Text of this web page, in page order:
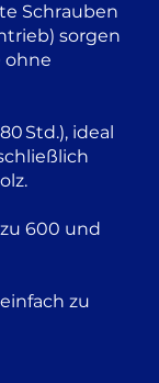
Schrauben
sorgen
ohne
Std.), ideal
600 und
zu